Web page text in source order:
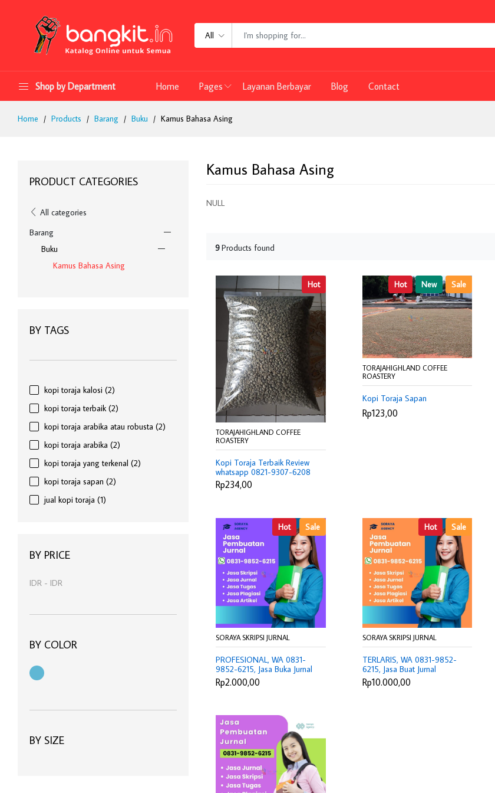
All
Shop by Department Home Pages Layanan Berbayar Blog Contact
Home Products Barang Buku Kamus Bahasa Asing
PRODUCT CATEGORIES
All categories
Barang
Buku
Kamus Bahasa Asing
BY TAGS
kopi toraja kalosi (2)
kopi toraja terbaik(2)
kopi toraja arabika atau robusta (2)
kopi toraja arabika (2)
kopi toraja yang terkenal (2)
kopi toraja sapan (2)
jual kopi toraja (1)
harga kopi bubuk 1kg online
BY PRICE
IDR - IDR
BY COLOR
BY SIZE
Kamus Bahasa Asing
NULL
9Products found
Hot
TORAJAHIGHLAND COFFEE
ROASTERY
Kopi Toraja Terbaik Review
whatsapp 0821-9307-6208
Rp234,00
Hot New Sale
TORAJAHIGHLAND COFFEE
ROASTERY
Kopi Toraja Sapan
Rp123,00
Hot Sale
SORAYA SKRIPSI JURNAL
PROFESIONAL, WA 0831-
9852-6215, Jasa Buka Jurnal
Jakarta Pusat, Jasa Review
Jurnal Ciamis, Joki Artikel
Rp2.000,00
Hot Sale
SORAYA SKRIPSI JURNAL
TERLARIS, WA 0831-9852-
6215, Jasa Buat Jurnal
Internasional Jakarta Barat,
Jasa Pembuatan Jurnal
Rp10.000,00